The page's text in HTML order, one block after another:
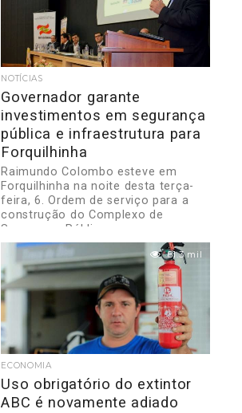
NOTÍCIAS
Governador garante
investimentos em segurança
pública e infraestrutura para
Forquilhinha
Raimundo Colombo esteve em
Forquilhinha na noite desta terça-
feira, 6. Ordem de serviço para a
construção do Complexo de
Segurança Pública e...
81.3 mil
ECONOMIA
Uso obrigatório do extintor
ABC é novamente adiado